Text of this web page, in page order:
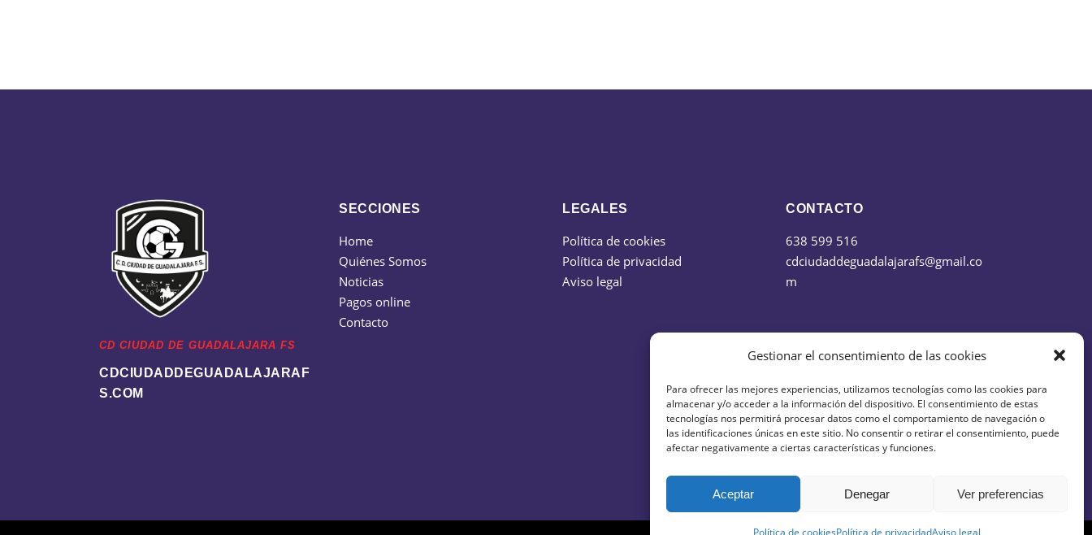
Gestionar el consentimiento de las cookies
Para ofrecer las mejores experiencias, utilizamos tecnologías como las cookies para
almacenar y/o acceder a la información del dispositivo. El consentimiento de estas
tecnologías nos permitirá procesar datos como el comportamiento de navegación o
las identificaciones únicas en este sitio. No consentir o retirar el consentimiento, puede
afectar negativamente a ciertas características y funciones.
Aceptar Denegar Ver preferencias
Política de cookiesPolítica de privacidadAviso legal
CD CIUDAD DE GUADALAJARA FS
CDCIUDADDEGUADALAJARAF
S.COM
SECCIONES
Home
Quiénes Somos
Noticias
Pagos online
Contacto
LEGALES
Política de cookies
Política de privacidad
Aviso legal
CONTACTO
638 599 516
cdciudaddeguadalajarafs@gmail.co
m